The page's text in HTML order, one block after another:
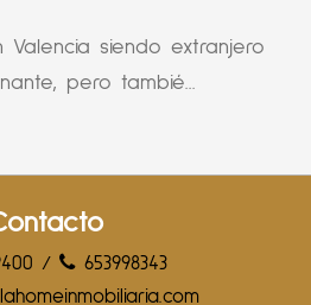
siendo extranjero
pero tambié...
/
653998343